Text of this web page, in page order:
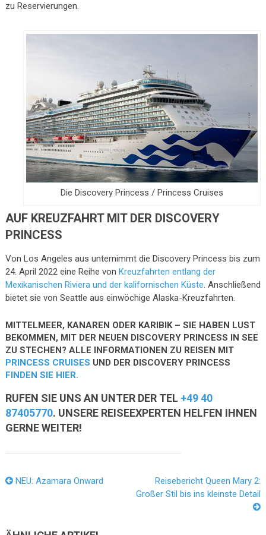
zu Reservierungen.
Die Discovery Princess / Princess Cruises
AUF KREUZFAHRT MIT DER DISCOVERY
PRINCESS
Von Los Angeles aus unternimmt die Discovery Princess bis zum
24. April 2022 eine Reihe von Kreuzfahrten entlang der
Mexikanischen Riviera und der kalifornischen Küste. Anschließend
bietet sie von Seattle aus einwöchige Alaska-Kreuzfahrten.
MITTELMEER, KANAREN ODER KARIBIK – SIE HABEN LUST
BEKOMMEN, MIT DER NEUEN DISCOVERY PRINCESS IN SEE
ZU STECHEN? ALLE INFORMATIONEN ZU REISEN MIT
PRINCESS CRUISES UND DER DISCOVERY PRINCESS
FINDEN SIE HIER.
RUFEN SIE UNS AN UNTER DER TEL +49 40
87405770. UNSERE REISEEXPERTEN HELFEN IHNEN
GERNE WEITER!
NEU: Azamara Onward
Reisebericht Queen Mary 2:
Großer Stil bis ins kleinste Detail